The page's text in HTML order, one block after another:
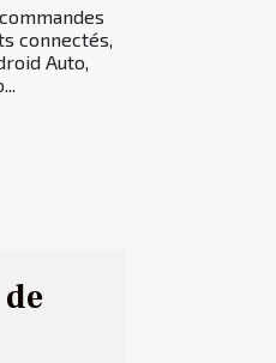
connectés,
Auto,